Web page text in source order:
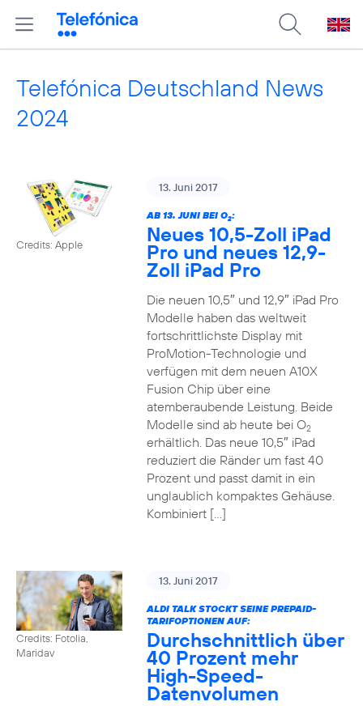
Telefónica Deutschland News
2024
Credits: Apple
13. Juni 2017
AB 13. JUNI BEI O2:
Neues 10,5-Zoll iPad
Pro und neues 12,9-
Zoll iPad Pro
Die neuen 10,5″ und 12,9″ iPad Pro
Modelle haben das weltweit
fortschrittlichste Display mit
ProMotion-Technologie und
verfügen mit dem neuen A10X
Fusion Chip über eine
atemberaubende Leistung. Beide
Modelle sind ab heute bei O2
erhältlich. Das neue 10,5″ iPad
reduziert die Ränder um fast 40
Prozent und passt damit in ein
unglaublich kompaktes Gehäuse.
Kombiniert […]
Credits: Fotolia,
Maridav
13. Juni 2017
ALDI TALK STOCKT SEINE PREPAID-
TARIFOPTIONEN AUF:
Durchschnittlich über
40 Prozent mehr
High-Speed-
Datenvolumen